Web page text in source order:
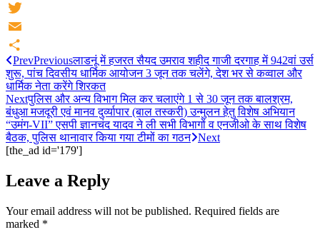
Facebook
Twitter
Email
Share
PrevPreviousलाडनूं में हजरत सैयद उमराव शहीद गाजी दरगाह में 942वां उर्स
शुरू, पांच दिवसीय धार्मिक आयोजन 3 जून तक चलेंगे, देश भर से कव्वाल और
धार्मिक नेता करेंगे शिरकत
Nextपुलिस और अन्य विभाग मिल कर चलाएंगे 1 से 30 जून तक बालश्रम,
बंधुआ मजदूरी एवं मानव दुर्व्यापार (बाल तस्करी) उन्मुलन हेतु विशेष अभियान
“उमंग-VII” एसपी ज्ञानचंद यादव ने ली सभी विभागों व एनजीओ के साथ विशेष
बैठक, पुलिस थानावार किया गया टीमों का गठन Next
[the_ad id='179']
Leave a Reply
Your email address will not be published. Required fields are
marked *